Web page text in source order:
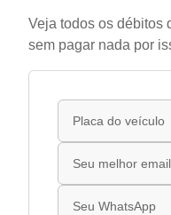
Veja todos os débitos
sem pagar nada por